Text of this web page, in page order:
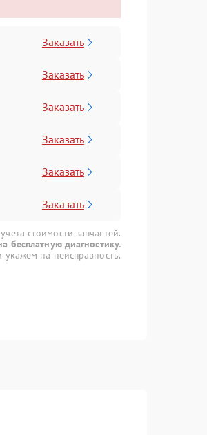
Заказать
Заказать
Заказать
Заказать
Заказать
Заказать
стоимости запчастей.
бесплатную диагностику.
на неисправность.